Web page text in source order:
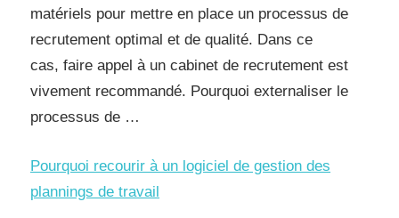
matériels pour mettre en place un processus de
recrutement optimal et de qualité. Dans ce
cas, faire appel à un cabinet de recrutement est
vivement recommandé. Pourquoi externaliser le
processus de …
Pourquoi recourir à un logiciel de gestion des
plannings de travail